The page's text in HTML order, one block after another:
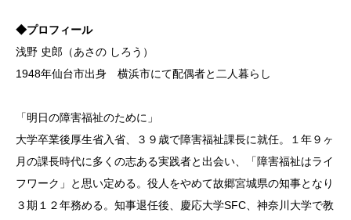
◆プロフィール
浅野 史郎（あさの しろう）
1948年仙台市出身 横浜市にて配偶者と二人暮らし
「明日の障害福祉のために」
大学卒業後厚生省入省、３９歳で障害福祉課長に就任。１年９ヶ
月の課長時代に多くの志ある実践者と出会い、「障害福祉はライ
フワーク」と思い定める。役人をやめて故郷宮城県の知事となり
３期１２年務める。知事退任後、慶応大学SFC、神奈川大学で教